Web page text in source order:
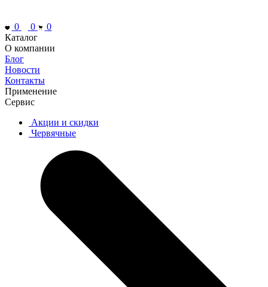
0 0
0
Каталог
О компании
Блог
Новости
Контакты
Применение
Сервис
Акции и скидки
Червячные